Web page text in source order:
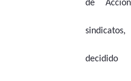
de